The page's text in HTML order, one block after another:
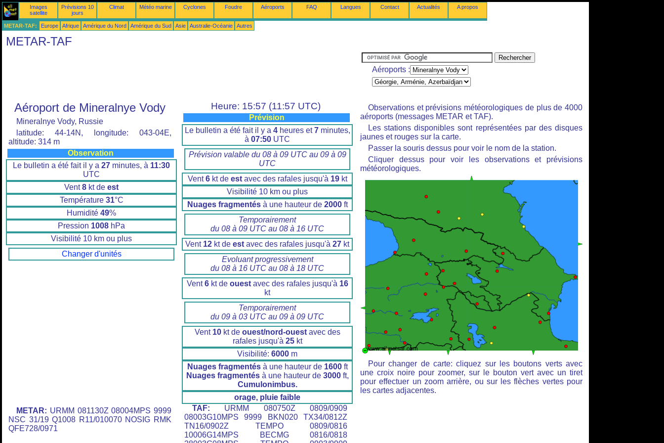
Images
satellite
Prévisions 10
jours
Climat Météo marine Cyclones Foudre Aéroports FAQ Langues Contact Actualités A propos
METAR-TAF: Europe Afrique Amérique du Nord Amérique du Sud Asie Australie-Océanie Autres
METAR-TAF
Aéroports :
Aéroport de Mineralnye Vody
Mineralnye Vody, Russie
latitude: 44-14N, longitude: 043-04E,
altitude: 314 m
Observation
Le bulletin a été fait il y a 27 minutes, à 11:30
UTC
Vent8 kt de est
Température 31°C
Humidité 49%
Pression 1008 hPa
Visibilité 10 km ou plus
Changer d'unités
METAR: URMM 081130Z 08004MPS 9999
NSC 31/19 Q1008 R11/010070 NOSIG RMK
QFE728/0971
Heure: 15:57 (11:57 UTC)
Prévision
Le bulletin a été fait il y a 4heures et7minutes,
à 07:50 UTC
Prévision valable du 08 à 09 UTC au 09 à 09
UTC
Vent6kt de estavec des rafales jusqu'à 19kt
Visibilité 10 km ou plus
Nuages fragmentésà une hauteur de 2000ft
Temporairement
du 08 à 09 UTC au 08 à 16 UTC
Vent 12 kt de est avec des rafales jusqu'à 27 kt
Evoluant progressivement
du 08 à 16 UTC au 08 à 18 UTC
Vent6kt de ouestavec des rafales jusqu'à 16
kt
Temporairement
du 09 à 03 UTC au 09 à 09 UTC
Vent 10kt de ouest/nord-ouestavec des
rafales jusqu'à 25kt
Visibilité: 6000 m
Nuages fragmentésà une hauteur de 1600ft
Nuages fragmentésà une hauteur de 3000ft,
Cumulonimbus.
orage, pluie faible
TAF: URMM 080750Z 0809/0909
08003G10MPS 9999 BKN020 TX34/0812Z
TN16/0902Z TEMPO 0809/0816
10006G14MPS BECMG 0816/0818
Observations et prévisions météorologiques de plus de 4000
aéroports (messages METAR et TAF).
Les stations disponibles sont représentées par des disques
jaunes et rouges sur la carte.
Passer la souris dessus pour voir le nom de la station.
Cliquer dessus pour voir les observations et prévisions
météorologiques.
Pour changer de carte: cliquez sur les boutons verts avec
une croix noire pour zoomer, sur le bouton vert avec un tiret
pour effectuer un zoom arrière, ou sur les flèches vertes pour
les cartes adjacentes.